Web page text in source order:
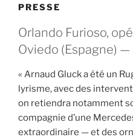
PRESSE
Orlando Furioso,
Oviedo (Espagne)
« Arnaud Gluck a été un
lyrisme, avec des
on retiendra notamment
compagnie d’une
extraordinaire — et des